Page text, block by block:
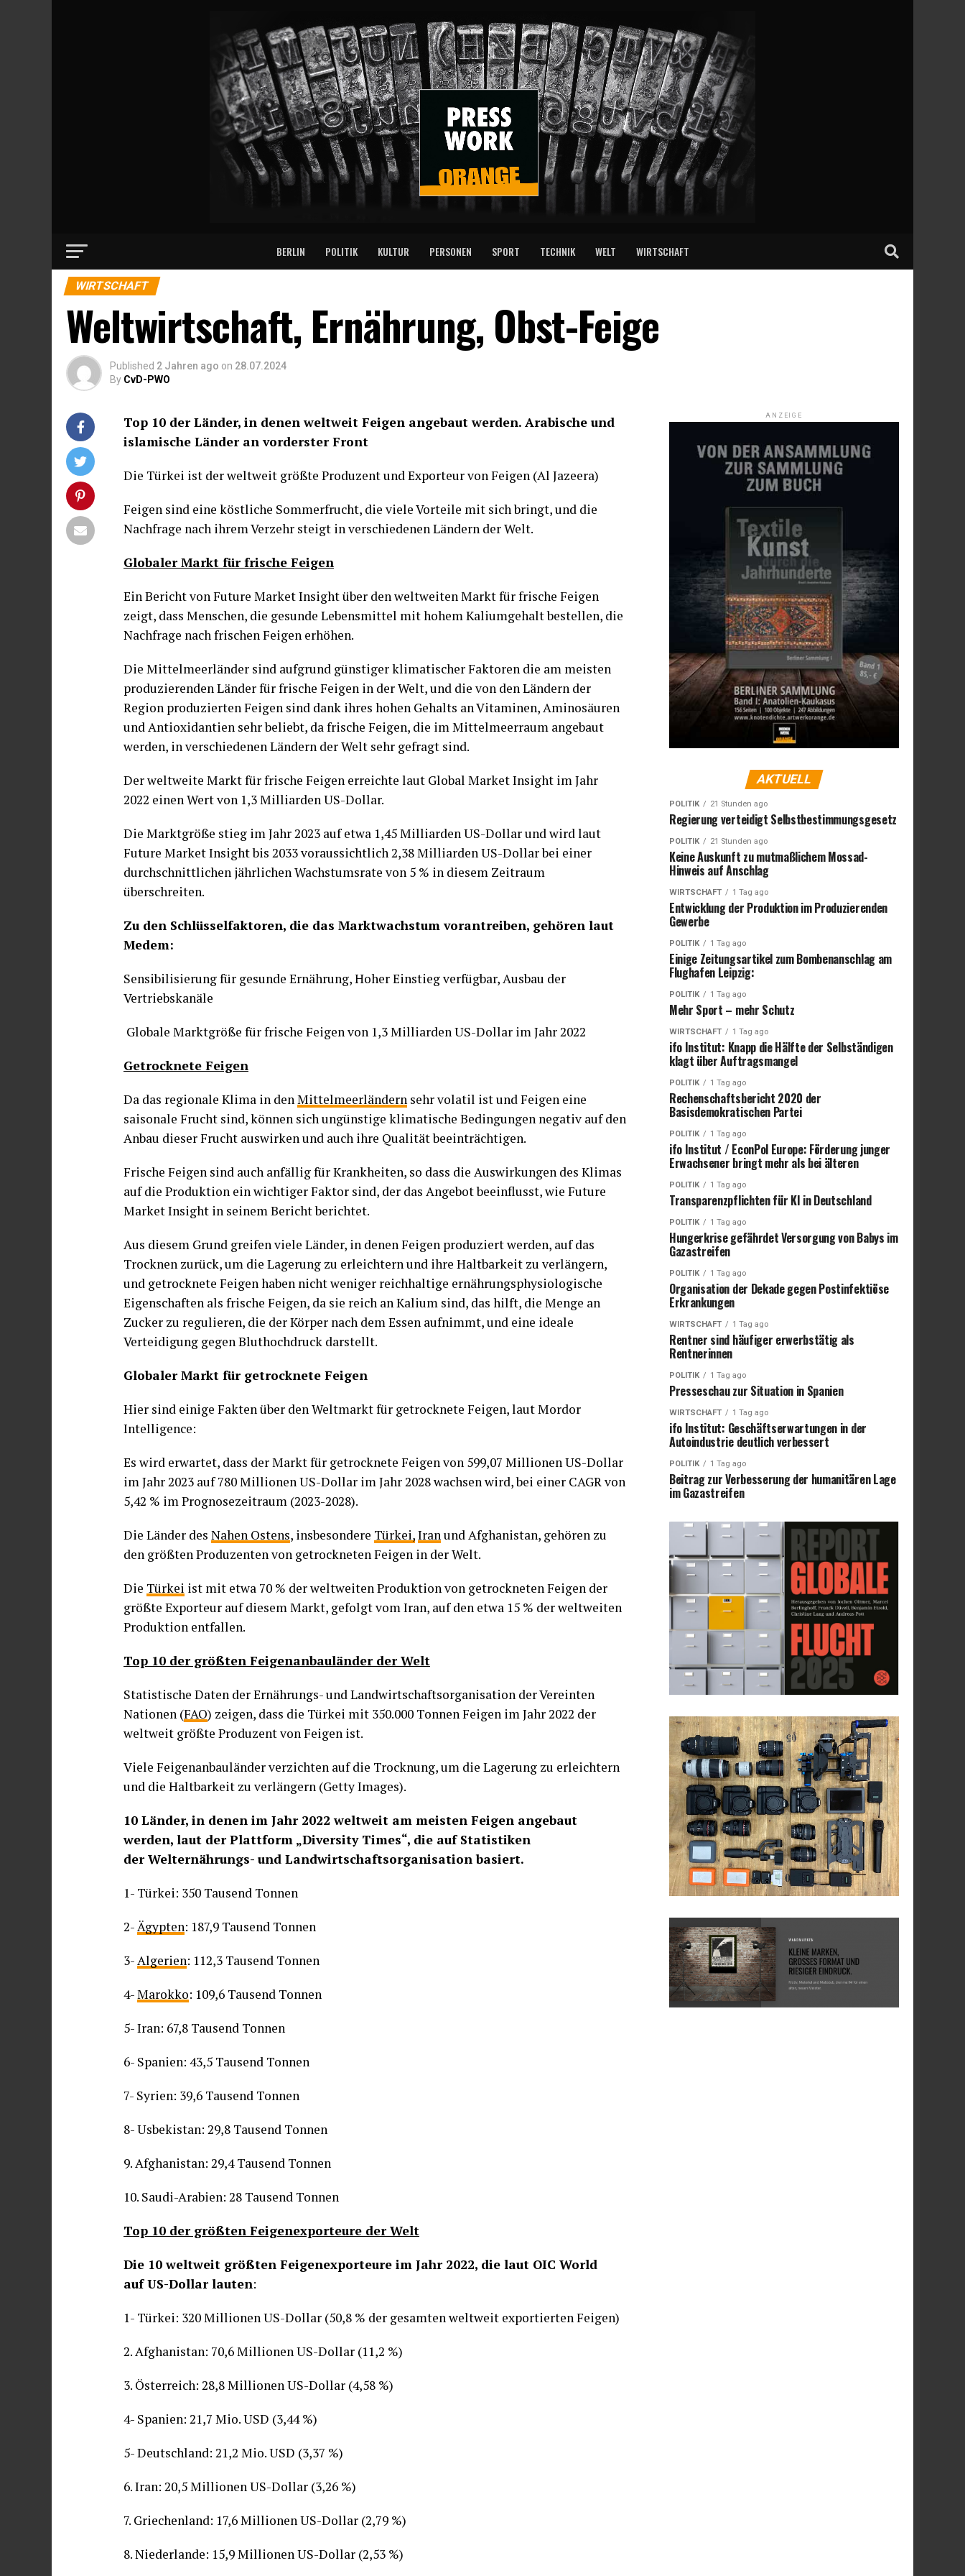
BERLIN POLITIK KULTUR PERSONEN SPORT TECHNIK WELT WIRTSCHAFT
WIRTSCHAFT
Weltwirtschaft, Ernährung, Obst-Feige
Published 2 Jahren ago on 28.07.2024
By CvD-PWO
Top 10 der Länder, in denen weltweit Feigen angebaut werden. Arabische und
islamische Länder an vorderster Front
Die Türkei ist der weltweit größte Produzent und Exporteur von Feigen (Al Jazeera)
Feigen sind eine köstliche Sommerfrucht, die viele Vorteile mit sich bringt, und die
Nachfrage nach ihrem Verzehr steigt in verschiedenen Ländern der Welt.
Globaler Markt für frische Feigen
Ein Bericht von Future Market Insight über den weltweiten Markt für frische Feigen
zeigt, dass Menschen, die gesunde Lebensmittel mit hohem Kaliumgehalt bestellen, die
Nachfrage nach frischen Feigen erhöhen.
Die Mittelmeerländer sind aufgrund günstiger klimatischer Faktoren die am meisten
produzierenden Länder für frische Feigen in der Welt, und die von den Ländern der
Region produzierten Feigen sind dank ihres hohen Gehalts an Vitaminen, Aminosäuren
und Antioxidantien sehr beliebt, da frische Feigen, die im Mittelmeerraum angebaut
werden, in verschiedenen Ländern der Welt sehr gefragt sind.
Der weltweite Markt für frische Feigen erreichte laut Global Market Insight im Jahr
2022 einen Wert von 1,3 Milliarden US-Dollar.
Die Marktgröße stieg im Jahr 2023 auf etwa 1,45 Milliarden US-Dollar und wird laut
Future Market Insight bis 2033 voraussichtlich 2,38 Milliarden US-Dollar bei einer
durchschnittlichen jährlichen Wachstumsrate von 5 % in diesem Zeitraum
überschreiten.
Zu den Schlüsselfaktoren, die das Marktwachstum vorantreiben, gehören laut
Medem:
Sensibilisierung für gesunde Ernährung, Hoher Einstieg verfügbar, Ausbau der
Vertriebskanäle
Globale Marktgröße für frische Feigen von 1,3 Milliarden US-Dollar im Jahr 2022
Getrocknete Feigen
Da das regionale Klima in den Mittelmeerländern sehr volatil ist und Feigen eine
saisonale Frucht sind, können sich ungünstige klimatische Bedingungen negativ auf den
Anbau dieser Frucht auswirken und auch ihre Qualität beeinträchtigen.
Frische Feigen sind auch anfällig für Krankheiten, so dass die Auswirkungen des Klimas
auf die Produktion ein wichtiger Faktor sind, der das Angebot beeinflusst, wie Future
Market Insight in seinem Bericht berichtet.
Aus diesem Grund greifen viele Länder, in denen Feigen produziert werden, auf das
Trocknen zurück, um die Lagerung zu erleichtern und ihre Haltbarkeit zu verlängern,
und getrocknete Feigen haben nicht weniger reichhaltige ernährungsphysiologische
Eigenschaften als frische Feigen, da sie reich an Kalium sind, das hilft, die Menge an
Zucker zu regulieren, die der Körper nach dem Essen aufnimmt, und eine ideale
Verteidigung gegen Bluthochdruck darstellt.
Globaler Markt für getrocknete Feigen
Hier sind einige Fakten über den Weltmarkt für getrocknete Feigen, laut Mordor
Intelligence:
Es wird erwartet, dass der Markt für getrocknete Feigen von 599,07 Millionen US-Dollar
im Jahr 2023 auf 780 Millionen US-Dollar im Jahr 2028 wachsen wird, bei einer CAGR von
5,42 % im Prognosezeitraum (2023-2028).
Die Länder des Nahen Ostens, insbesondere Türkei,Iran und Afghanistan, gehören zu
den größten Produzenten von getrockneten Feigen in der Welt.
Die Türkei ist mit etwa 70 % der weltweiten Produktion von getrockneten Feigen der
größte Exporteur auf diesem Markt, gefolgt vom Iran, auf den etwa 15 % der weltweiten
Produktion entfallen.
Top 10 der größten Feigenanbauländer der Welt
Statistische Daten der Ernährungs- und Landwirtschaftsorganisation der Vereinten
Nationen (FAO) zeigen, dass die Türkei mit 350.000 Tonnen Feigen im Jahr 2022 der
weltweit größte Produzent von Feigen ist.
Viele Feigenanbauländer verzichten auf die Trocknung, um die Lagerung zu erleichtern
und die Haltbarkeit zu verlängern (Getty Images).
10 Länder, in denen im Jahr 2022 weltweit am meisten Feigen angebaut
werden, laut der Plattform „Diversity Times“, die auf Statistiken
der Welternährungs- und Landwirtschaftsorganisation basiert.
1- Türkei: 350 Tausend Tonnen
2- Ägypten: 187,9 Tausend Tonnen
3- Algerien: 112,3 Tausend Tonnen
4-Marokko: 109,6 Tausend Tonnen
5- Iran: 67,8 Tausend Tonnen
6- Spanien: 43,5 Tausend Tonnen
7- Syrien: 39,6 Tausend Tonnen
8- Usbekistan: 29,8 Tausend Tonnen
9. Afghanistan: 29,4 Tausend Tonnen
10. Saudi-Arabien: 28 Tausend Tonnen
Top 10 der größten Feigenexporteure der Welt
Die 10 weltweit größten Feigenexporteure im Jahr 2022, die laut OIC World
auf US-Dollar lauten:
1- Türkei: 320 Millionen US-Dollar (50,8 % der gesamten weltweit exportierten Feigen)
2. Afghanistan: 70,6 Millionen US-Dollar (11,2 %)
3. Österreich: 28,8 Millionen US-Dollar (4,58 %)
4- Spanien: 21,7 Mio. USD (3,44 %)
5- Deutschland: 21,2 Mio. USD (3,37 %)
6. Iran: 20,5 Millionen US-Dollar (3,26 %)
7. Griechenland: 17,6 Millionen US-Dollar (2,79 %)
8. Niederlande: 15,9 Millionen US-Dollar (2,53 %)
ANZEIGE
AKTUELL
POLITIK 21 Stunden ago
Regierung verteidigt Selbstbestimmungsgesetz
POLITIK 21 Stunden ago
Keine Auskunft zu mutmaßlichem Mossad-
Hinweis auf Anschlag
WIRTSCHAFT 1 Tag ago
Entwicklung der Produktion im Produzierenden
Gewerbe
POLITIK 1 Tag ago
Einige Zeitungsartikel zum Bombenanschlag am
Flughafen Leipzig:
POLITIK 1 Tag ago
Mehr Sport – mehr Schutz
WIRTSCHAFT 1 Tag ago
ifo Institut: Knapp die Hälfte der Selbständigen
klagt über Auftragsmangel
POLITIK 1 Tag ago
Rechenschaftsbericht 2020 der
Basisdemokratischen Partei
POLITIK 1 Tag ago
ifo Institut / EconPol Europe: Förderung junger
Erwachsener bringt mehr als bei älteren
POLITIK 1 Tag ago
Transparenzpflichten für KI in Deutschland
POLITIK 1 Tag ago
Hungerkrise gefährdet Versorgung von Babys im
Gazastreifen
POLITIK 1 Tag ago
Organisation der Dekade gegen Postinfektiöse
Erkrankungen
WIRTSCHAFT 1 Tag ago
Rentner sind häufiger erwerbstätig als
Rentnerinnen
POLITIK 1 Tag ago
Presseschau zur Situation in Spanien
WIRTSCHAFT 1 Tag ago
ifo Institut: Geschäftserwartungen in der
Autoindustrie deutlich verbessert
POLITIK 1 Tag ago
Beitrag zur Verbesserung der humanitären Lage
im Gazastreifen